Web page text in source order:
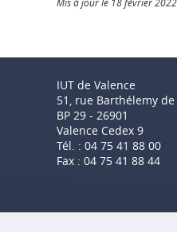
IUT de Valence
51, rue Barthélemy
BP 29 - 26901
Valence Cedex 9
Tél. : 04 75 41 88 00
Fax : 04 75 41 88 44